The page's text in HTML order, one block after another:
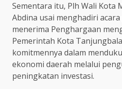
Sementara itu, Plh Wali Kota
Abdina usai menghadiri
menerima Penghargaan
Pemerintah Kota
komitmennya dalam
ekonomi daerah melalui
peningkatan investasi.